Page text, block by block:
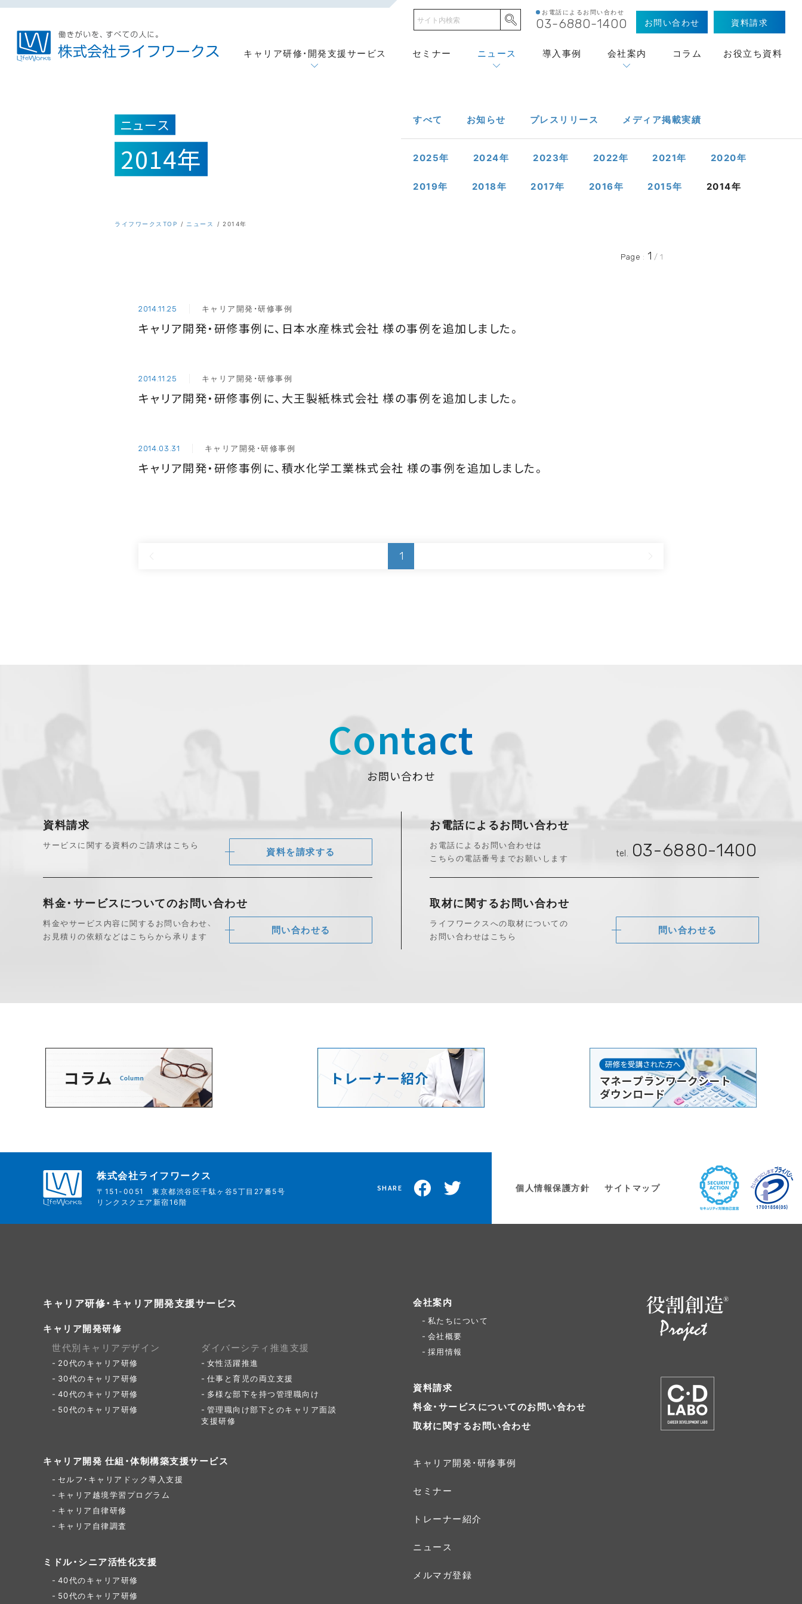
キャリア研修・開発支援サービス セミナー ニュース 導入事例 会社案内 コラム お役立ち資料
お電話によるお問い合わせ
03-6880-1400 お問い合わせ 資料請求
ニュース
2014年
すべて お知らせ プレス リリース メディア掲載実績
2025年 2024年 2023年 2022年 2021年 2020年
2019年 2018年 2017年 2016年 2015年 2014年
ライフワークスTOP ニュース 2014年
Page : 1 / 1
2014.11.25 キャリア開発・研修事例
キャリア開発・研修事例に、日本水産株式会社 様の事例を追加しました。
2014.11.25 キャリア開発・研修事例
キャリア開発・研修事例に、大王製紙株式会社 様の事例を追加しました。
2014.03.31 キャリア開発・研修事例
キャリア開発・研修事例に、積水化学工業株式会社 様の事例を追加しました。
1
Contact
お問い合わせ
資料請求
サービスに関する資料のご請求はこちら
資料を請求する
お電話によるお問い合わせ
お電話によるお問い合わせは
こちらの電話番号までお願いします
tel. 03-6880-1400
料金・サービスについてのお問い合わせ
料金やサービス内容に関するお問い合わせ、
お見積りの依頼などはこちらから承ります
問い合わせる
取材に関するお問い合わせ
ライフワークスへの取材についての
お問い合わせはこちら
問い合わせる
株式会社ライフワークス
〒151-0051 東京都渋谷区千駄ヶ谷5丁目27番5号
リンクスクエア新宿16階
SHARE 個人情報保護方針 サイトマップ
キャリア研修・キャリア開発支援サービス
キャリア開発研修
世代別キャリアデザイン
20代のキャリア研修
30代のキャリア研修
40代のキャリア研修
50代のキャリア研修
ダイバーシティ推進支援
女性活躍推進
仕事と育児の両立支援
多様な部下を持つ管理職向け
管理職向け部下とのキャリア面談
支援研修
キャリア開発 仕組・体制構築支援サービス
セルフ・キャリアドック導入支援
キャリア越境学習プログラム
キャリア自律研修
キャリア自律調査
ミドル・シニア活性化支援
40代のキャリア研修
50代のキャリア研修
会社案内
私たちについて
会社概要
採用情報
資料請求
料金・サービスについてのお問い合わせ
取材に関するお問い合わせ
キャリア開発・研修事例
セミナー
トレーナー紹介
ニュース
メルマガ登録